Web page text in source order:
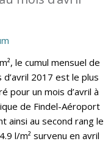
le cumul mensuel de
2017 est le plus
pour un mois d’avril à
de Findel-Aéroport
ainsi au second rang le
l/m² survenu en avril